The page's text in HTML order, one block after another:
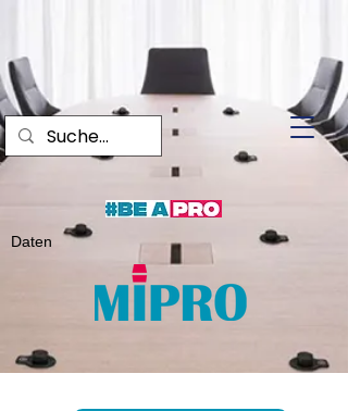
Daten